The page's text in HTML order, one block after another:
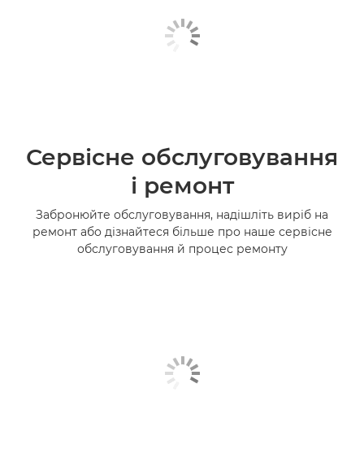
Сервісне обслуговування
і ремонт
Забронюйте обслуговування, надішліть виріб на
ремонт або дізнайтеся більше про наше сервісне
обслуговування й процес ремонту